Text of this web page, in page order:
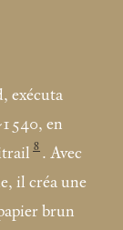
exécuta
en
8 . Avec
il créa une
brun